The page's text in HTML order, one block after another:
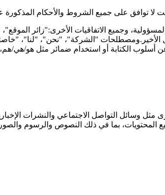
لا توافق على جميع الشروط والأحكام
وجميع الاتفاقيات الأخرى:"زائر
"الشركة"، "نحن"، "لنا"،
الكتابة أو استخدام ضمائر مثل هو/هي/هم،
مثل وسائل التواصل الاجتماعي والنشرات
المحتويات، بما في ذلك النصوص والرسوم